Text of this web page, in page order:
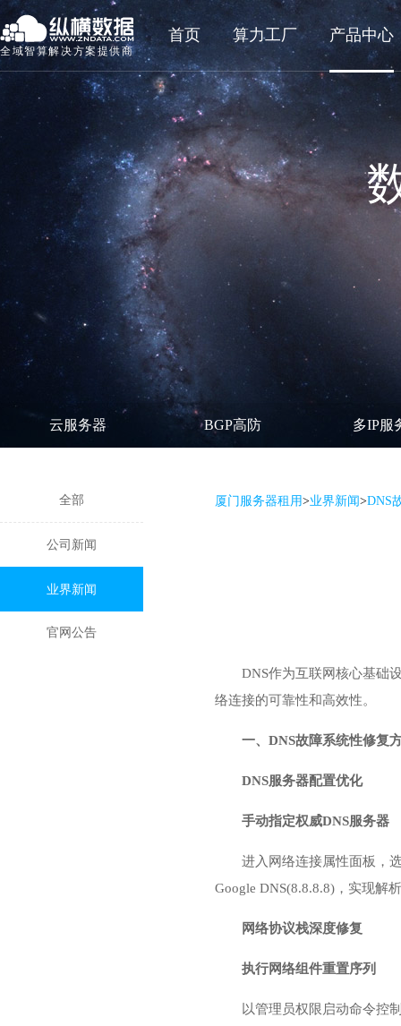
全域智算解决方案提供商
首页 算力工厂 产品中心
云服务器 BGP高防 多IP服
全部
公司新闻
业界新闻
官网公告
厦门服务器租用>业界新闻>DNS
DNS作为互联网核心基础
络连接的可靠性和高效性。
一、DNS故障系统性修复
DNS服务器配置优化
手动指定权威DNS服务器
进入网络连接属性面板，
Google DNS(8.8.8.8)，实现解
网络协议栈深度修复
执行网络组件重置序列
以管理员权限启动命令控